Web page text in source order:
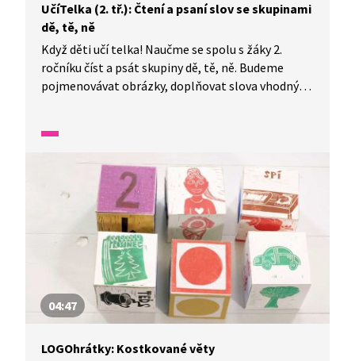
UčíTelka (2. tř.): Čtení a psaní slov se skupinami
dě, tě, ně
Když děti učí telka! Naučme se spolu s žáky 2.
ročníku číst a psát skupiny dě, tě, ně. Budeme
pojmenovávat obrázky, doplňovat slova vhodnými
04:47
LOGOhrátky: Kostkované věty